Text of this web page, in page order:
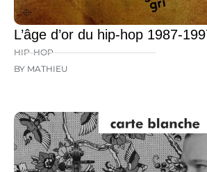
L’âge d’or du hip-hop 1987-
HIP-HOP
BY MATHIEU